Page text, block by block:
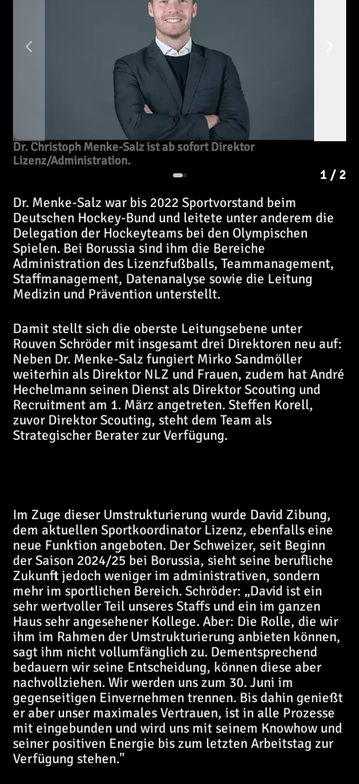
Dr. Christoph Menke-Salz ist ab sofort Direktor
Lizenz/Administration.
1 / 2
Dr. Menke-Salz war bis 2022 Sportvorstand beim
Deutschen Hockey-Bund und leitete unter anderem die
Delegation der Hockeyteams bei den Olympischen
Spielen. Bei Borussia sind ihm die Bereiche
Administration des Lizenzfußballs, Teammanagement,
Staffmanagement, Datenanalyse sowie die Leitung
Medizin und Prävention unterstellt.
Damit stellt sich die oberste Leitungsebene unter
Rouven Schröder mit insgesamt drei Direktoren neu auf:
Neben Dr. Menke-Salz fungiert Mirko Sandmöller
weiterhin als Direktor NLZ und Frauen, zudem hat André
Hechelmann seinen Dienst als Direktor Scouting und
Recruitment am 1. März angetreten. Steffen Korell,
zuvor Direktor Scouting, steht dem Team als
Strategischer Berater zur Verfügung.
Im Zuge dieser Umstrukturierung wurde David Zibung,
dem aktuellen Sportkoordinator Lizenz, ebenfalls eine
neue Funktion angeboten. Der Schweizer, seit Beginn
der Saison 2024/25 bei Borussia, sieht seine berufliche
Zukunft jedoch weniger im administrativen, sondern
mehr im sportlichen Bereich. Schröder: „David ist ein
sehr wertvoller Teil unseres Staffs und ein im ganzen
Haus sehr angesehener Kollege. Aber: Die Rolle, die wir
ihm im Rahmen der Umstrukturierung anbieten können,
sagt ihm nicht vollumfänglich zu. Dementsprechend
bedauern wir seine Entscheidung, können diese aber
nachvollziehen. Wir werden uns zum 30. Juni im
gegenseitigen Einvernehmen trennen. Bis dahin genießt
er aber unser maximales Vertrauen, ist in alle Prozesse
mit eingebunden und wird uns mit seinem Knowhow und
seiner positiven Energie bis zum letzten Arbeitstag zur
Verfügung stehen."